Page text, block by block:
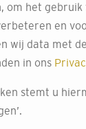
Duette®
100 x 100
om het
en
wij data met
in ons
stemt u